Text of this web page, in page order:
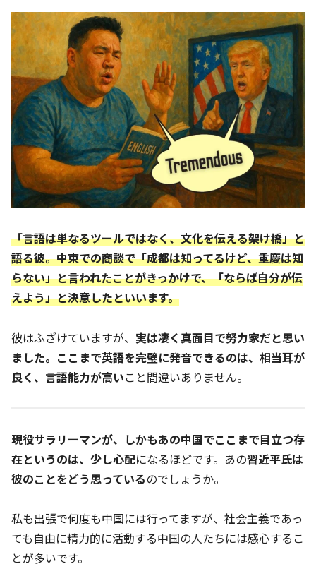
「言語は単なるツールではなく、文化を伝える架け橋」と
語る彼。中東での商談で「成都は知ってるけど、重慶は知
らない」と言われたことがきっかけで、「ならば自分が伝
えよう」と決意したといいます。
彼はふざけていますが、 実は凄く真面目で努力家だと思い
ました。ここまで英語を完璧に発音できるのは、相当耳が
良く、言語能力が高いこと間違いありません。
現役サラリーマンが、しかもあの中国でここまで目立つ存
在というのは、少し心配になるほどです。あの習近平氏は
彼のことをどう思っているのでしょうか。
私も出張で何度も中国には行ってますが、社会主義であっ
ても自由に精力的に活動する中国の人たちには感心するこ
とが多いです。